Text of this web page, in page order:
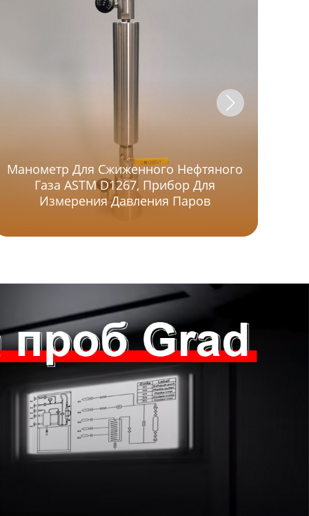
Манометр Для Сжиженного Нефтяного
Газа ASTM D1267, Прибор Для
Измерения Давления Паров